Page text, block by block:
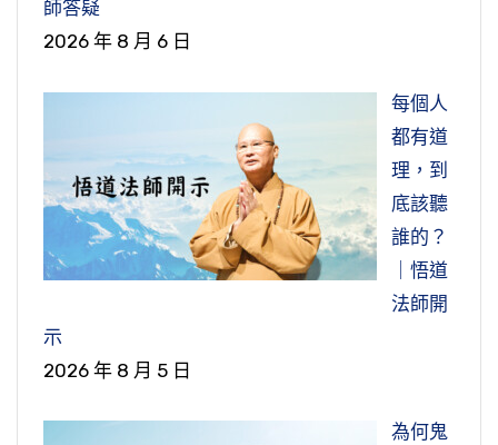
師答疑
2026 年 8 月 6 日
每個人
都有道
理，到
底該聽
誰的？
｜悟道
法師開
示
2026 年 8 月 5 日
為何鬼